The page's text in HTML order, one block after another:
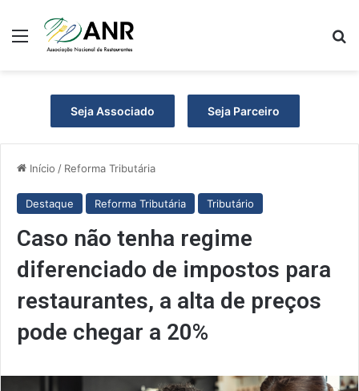
Menu
Seja Associado Seja Parceiro
Início / Reforma Tributária
Destaque Reforma Tributária Tributário
Caso não tenha regime
diferenciado de impostos para
restaurantes, a alta de preços
pode chegar a 20%